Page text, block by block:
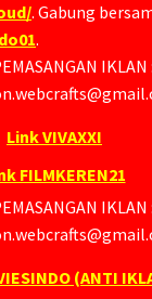
. Gabung bersama group
.
IKLAN :
Link VIVAXXI
FILMKEREN21
IKLAN :
(ANTI